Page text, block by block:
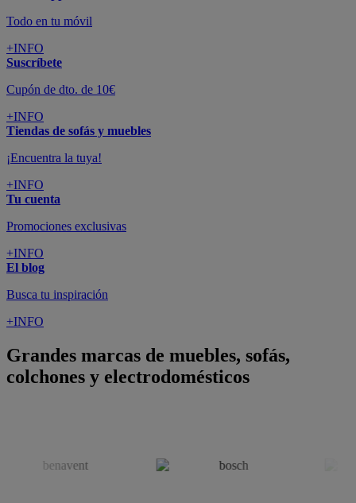
Todo en tu móvil
+INFO
Suscríbete
Cupón de dto. de 10€
+INFO
Tiendas de sofás y muebles
¡Encuentra la tuya!
+INFO
Tu cuenta
Promociones exclusivas
+INFO
El blog
Busca tu inspiración
+INFO
Grandes marcas de muebles, sofás,
colchones y electrodomésticos